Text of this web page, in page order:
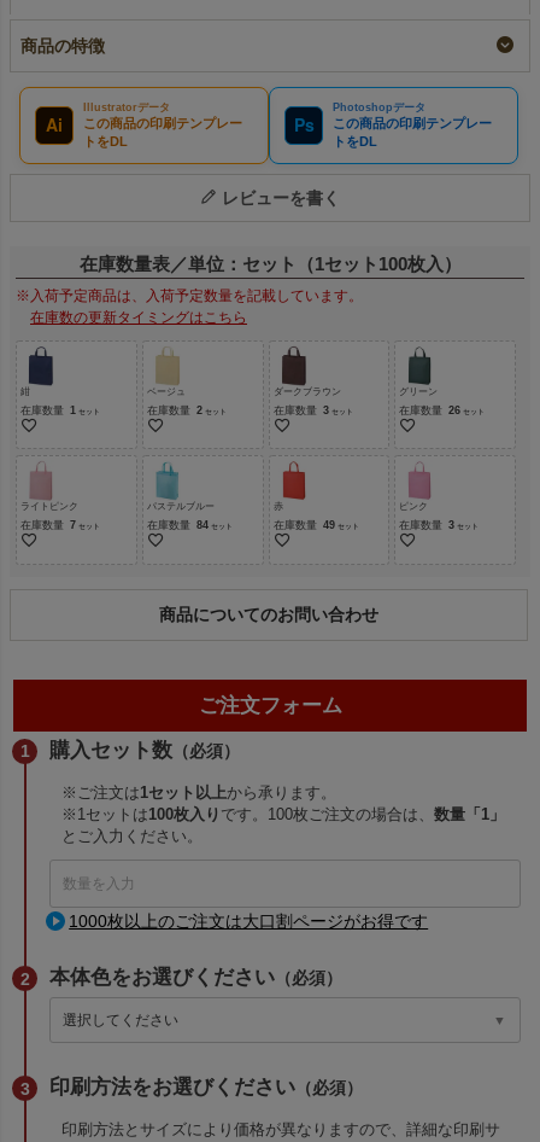
商品の特徴
Ai
Illustratorデータ
この商品の印刷テンプレー
トをDL
Ps
Photoshopデータ
この商品の印刷テンプレー
トをDL
レビューを書く
在庫数量表／単位：セット（1セット100枚入）
※入荷予定商品は、入荷予定数量を記載しています。
在庫数の更新タイミングはこちら
紺
在庫数量 1
ベージュ
在庫数量 2
ダークブラウン
在庫数量 3
グリーン
在庫数量 26
ライトピンク
在庫数量 7
パステルブルー
在庫数量 84
赤
在庫数量 49
ピンク
在庫数量 3
商品についてのお問い合わせ
ご注文フォーム
購入セット数 （必須）
※ご注文は1セット以上から承ります。
※1セットは100枚入り です。100枚ご注文の場合は、数量「1」
とご入力ください。
1000枚以上のご注文は大口割ページがお得です
本体色をお選びください （必須）
印刷方法をお選びください （必須）
印刷方法とサイズにより価格が異なりますので、詳細な印刷サ